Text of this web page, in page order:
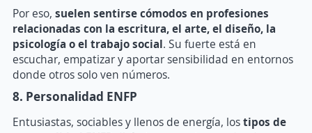
Por eso, suelen sentirse cómodos en profesiones
relacionadas con la escritura, el arte, el diseño, la
psicología o el trabajo social. Su fuerte está en
escuchar, empatizar y aportar sensibilidad en entornos
donde otros solo ven números.
8. Personalidad ENFP
Entusiastas, sociables y llenos de energía, lostipos de